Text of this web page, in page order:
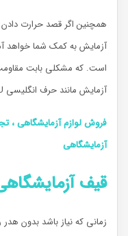
همچنین اگر قصد حرارت دادن
آزمایش به کمک شما خواهد
است. که مشکلی بابت مقاومت
آزمایش مانند حرف انگلیسی U دارای بدنه ای کشیده و انتهای گرد است.
فروش لوازم آزمایشگاهی ،
آزمایشگاهی
قیف
زمانی که نیاز باشد بدون